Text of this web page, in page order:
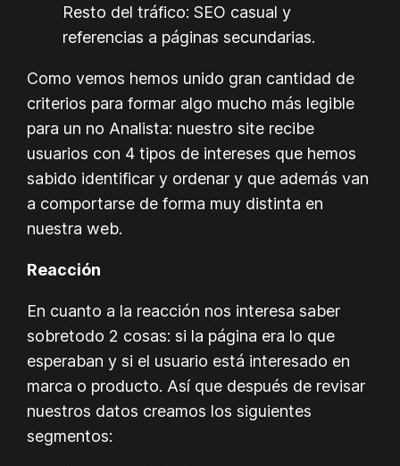
Resto del tráfico: SEO casual y
referencias a páginas secundarias.
Como vemos hemos unido gran cantidad de
criterios para formar algo mucho más legible
para un no Analista: nuestro site recibe
usuarios con 4 tipos de intereses que hemos
sabido identificar y ordenar y que además van
a comportarse de forma muy distinta en
nuestra web.
Reacción
En cuanto a la reacción nos interesa saber
sobretodo 2 cosas: si la página era lo que
esperaban y si el usuario está interesado en
marca o producto. Así que después de revisar
nuestros datos creamos los siguientes
segmentos: